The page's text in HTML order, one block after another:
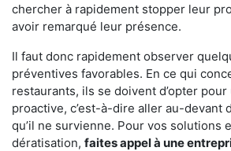
chercher à rapidement stopper leur
avoir remarqué leur présence.
Il faut donc rapidement observer
préventives favorables. En ce qui
restaurants, ils se doivent d’opter
proactive, c’est-à-dire aller au-devant
qu’il ne survienne. Pour vos solutions
dératisation, faites appel à une